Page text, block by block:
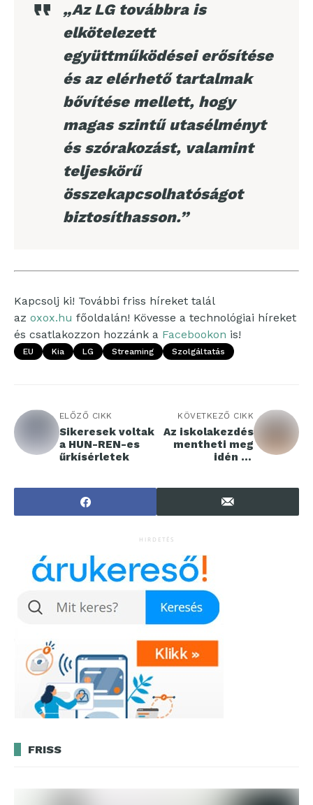
„Az LG továbbra is
elkötelezett
együttműködései erősítése
és az elérhető tartalmak
bővítése mellett, hogy
magas szintű utasélményt
és szórakozást, valamint
teljeskörű
összekapcsolhatóságot
biztosíthasson.”
Kapcsolj ki! További friss híreket talál
az oxox.hu főoldalán! Kövesse a technológiai híreket
és csatlakozzon hozzánk a Facebookon is!
EU Kia LG Streaming Szolgáltatás
ELŐZŐ CIKK
Sikeresek voltak
a HUN-REN-es
űrkísérletek
KÖVETKEZŐ CIKK
Az iskolakezdés
mentheti meg
idén az
HIRDETÉS
FRISS